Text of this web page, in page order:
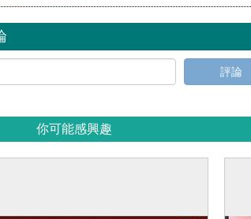
評論
你可能感興趣